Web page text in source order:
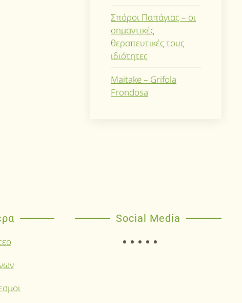
Σπόροι Παπάγιας – οι
σημαντικές
θεραπευτικές τους
ιδιότητες
Maitake – Grifola
Frondosa
Social Media